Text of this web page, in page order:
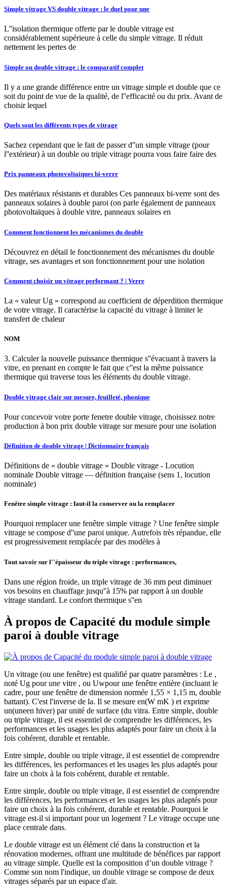
Simple vitrage VS double vitrage : le duel pour une
L''isolation thermique offerte par le double vitrage est
considérablement supérieure à celle du simple vitrage. Il réduit
nettement les pertes de
Simple ou double vitrage : le comparatif complet
Il y a une grande différence entre un vitrage simple et double que ce
soit du point de vue de la qualité, de l''efficacité ou du prix. Avant de
choisir lequel
Quels sont les différents types de vitrage
Sachez cependant que le fait de passer d''un simple vitrage (pour
l''extérieur) à un double ou triple vitrage pourra vous faire faire des
Prix panneaux photovoltaïques bi-verre
Des matériaux résistants et durables Ces panneaux bi-verre sont des
panneaux solaires à double paroi (on parle également de panneaux
photovoltaïques à double vitre, panneaux solaires en
Comment fonctionnent les mécanismes du double
Découvrez en détail le fonctionnement des mécanismes du double
vitrage, ses avantages et son fonctionnement pour une isolation
Comment choisir un vitrage performant ? | Verre
La « valeur Ug » correspond au coefficient de déperdition thermique
de votre vitrage. Il caractérise la capacité du vitrage à limiter le
transfert de chaleur
NOM
3. Calculer la nouvelle puissance thermique s''évacuant à travers la
vitre, en prenant en compte le fait que c''est la même puissance
thermique qui traverse tous les éléments du double vitrage.
Double vitrage clair sur mesure, feuilleté, phonique
Pour concevoir votre porte fenetre double vitrage, choisissez notre
production à bon prix double vitrage sur mesure pour une isolation
Définition de double vitrage | Dictionnaire français
Définitions de « double vitrage » Double vitrage - Locution
nominale Double vitrage — définition française (sens 1, locution
nominale)
Fenêtre simple vitrage : faut-il la conserver ou la remplacer
Pourquoi remplacer une fenêtre simple vitrage ? Une fenêtre simple
vitrage se compose d''une paroi unique. Autrefois très répandue, elle
est progressivement remplacée par des modèles à
Tout savoir sur l''épaisseur du triple vitrage : performances,
Dans une région froide, un triple vitrage de 36 mm peut diminuer
vos besoins en chauffage jusqu''à 15% par rapport à un double
vitrage standard. Le confort thermique s''en
À propos de Capacité du module simple
paroi à double vitrage
Un vitrage (ou une fenêtre) est qualifié par quatre paramètres : Le ,
noté Ug pour une vitre , ou Uwpour une fenêtre entière (incluant le
cadre, pour une fenêtre de dimension normée 1,55 × 1,15 m, double
battant). C'est l'inverse de la. Il se mesure en(W mK ) et exprime
un(uneen hiver) par unité de surface (du vitra. Entre simple, double
ou triple vitrage, il est essentiel de comprendre les différences, les
performances et les usages les plus adaptés pour faire un choix à la
fois cohérent, durable et rentable.
Entre simple, double ou triple vitrage, il est essentiel de comprendre
les différences, les performances et les usages les plus adaptés pour
faire un choix à la fois cohérent, durable et rentable.
Entre simple, double ou triple vitrage, il est essentiel de comprendre
les différences, les performances et les usages les plus adaptés pour
faire un choix à la fois cohérent, durable et rentable. Pourquoi le
vitrage est-il si important pour un logement ? Le vitrage occupe une
place centrale dans.
Le double vitrage est un élément clé dans la construction et la
rénovation modernes, offrant une multitude de bénéfices par rapport
au vitrage simple. Quelle est la composition d’un double vitrage ?
Comme son nom l'indique, un double vitrage se compose de deux
vitrages séparés par un espace d'air.